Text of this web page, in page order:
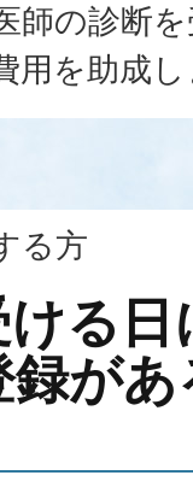
師の診断
用を助成
る方
ける
録が